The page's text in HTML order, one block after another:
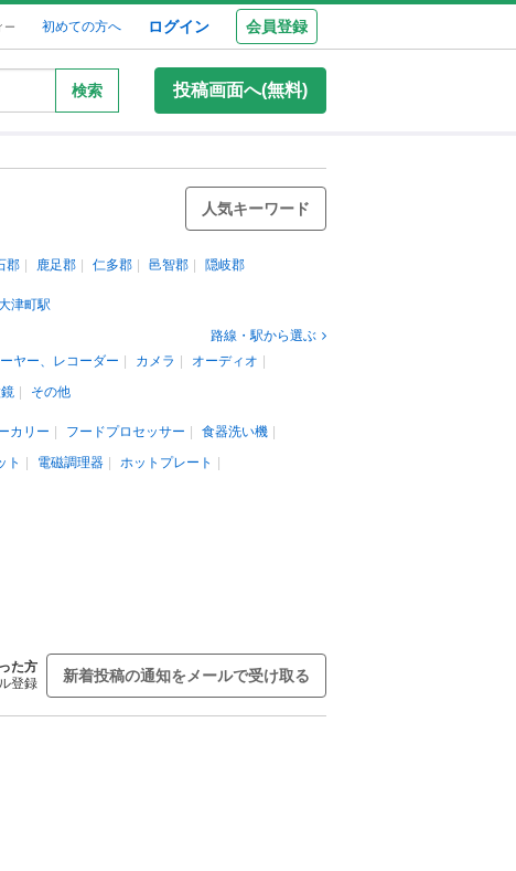
ー 初めての方へ ログイン 会員登録
検索 投稿画面へ(無料)
人気キーワード
郡 鹿足郡 仁多郡 邑智郡 隠岐郡
津町駅
路線・駅から選ぶ
ヤー、レコーダー カメラ
オーディオ
その他
カリー フードプロセッサー
食器洗い機
ト 電磁調理器
ホットプレート
た方
登録
新着投稿の通知をメールで受け取る